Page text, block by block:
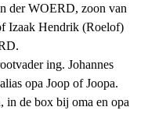
der WOERD, zoon van
Izaak Hendrik (Roelof)
ing. Johannes
opa Joop of Joopa.
in de box bij oma en opa